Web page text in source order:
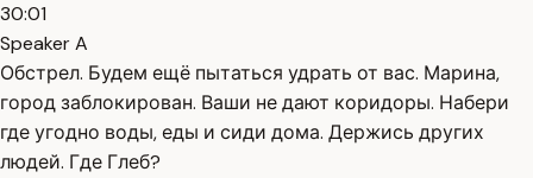
30:01
Speaker A
Обстрел. Будем ещё пытаться удрать от вас. Марина,
город заблокирован. Ваши не дают коридоры. Набери
где угодно воды, еды и сиди дома. Держись других
людей. Где Глеб?